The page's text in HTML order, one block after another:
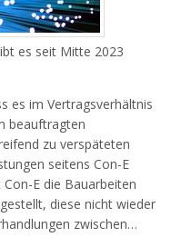
es seit Mitte 2023
es im Vertragsverhältnis
beauftragten
zu verspäteten
seitens Con-E
E die Bauarbeiten
diese nicht wieder
zwischen…